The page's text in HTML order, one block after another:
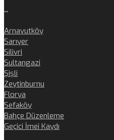
..
Arnavutköy
Sarıyer
Silivri
Sultangazi
Şişli
Zeytinburnu
Florya
Sefaköy
Bahçe Düzenleme
Geçici İmei Kaydı